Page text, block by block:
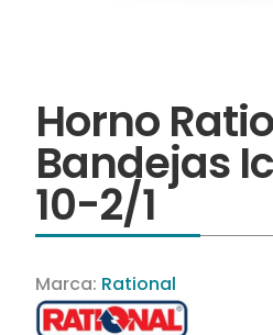
Horno
Bandejas
10-2/1
Marca: Rational